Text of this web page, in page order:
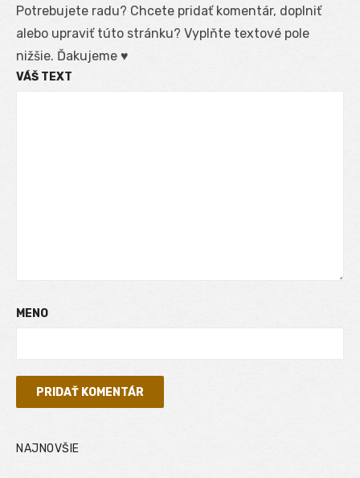
Potrebujete radu? Chcete pridať komentár, doplniť
alebo upraviť túto stránku? Vyplňte textové pole
nižšie. Ďakujeme ♥
VÁŠ TEXT
MENO
NAJNOVŠIE